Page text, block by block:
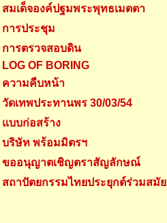
สมเด็จองค์ปฐมพระพุทธเมตตา
การประชุม
การตรวจสอบดิน
LOG OF BORING
ความคืบหน้า
วัดเทพประทานพร 30/03/54
แบบก่อสร้าง
บริษัท พร้อมมิตรฯ
ขออนุญาตเชิญตราสัญลักษณ์
สถาปัตยกรรมไทยประยุกต์ร่วมสมัย